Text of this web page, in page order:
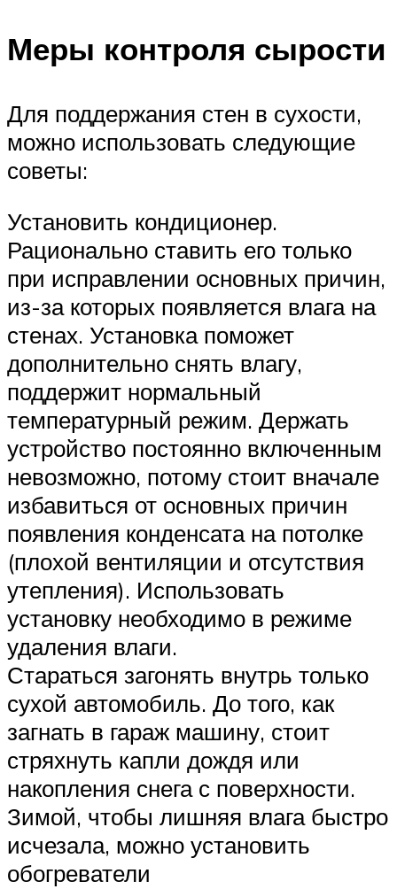
Меры контроля сырости
Для поддержания стен в сухости,
можно использовать следующие
советы:
Установить кондиционер.
Рационально ставить его только
при исправлении основных причин,
из-за которых появляется влага на
стенах. Установка поможет
дополнительно снять влагу,
поддержит нормальный
температурный режим. Держать
устройство постоянно включенным
невозможно, потому стоит вначале
избавиться от основных причин
появления конденсата на потолке
(плохой вентиляции и отсутствия
утепления). Использовать
установку необходимо в режиме
удаления влаги.
Стараться загонять внутрь только
сухой автомобиль. До того, как
загнать в гараж машину, стоит
стряхнуть капли дождя или
накопления снега с поверхности.
Зимой, чтобы лишняя влага быстро
исчезала, можно установить
обогреватели